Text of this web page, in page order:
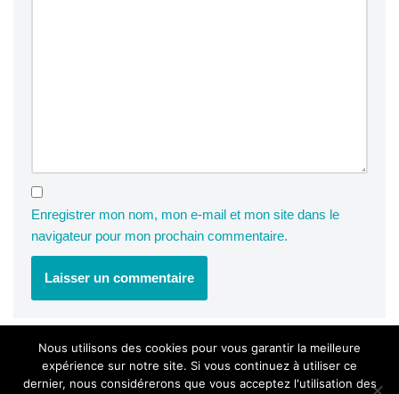
Enregistrer mon nom, mon e-mail et mon site dans le
navigateur pour mon prochain commentaire.
Nous utilisons des cookies pour vous garantir la meilleure
expérience sur notre site. Si vous continuez à utiliser ce
dernier, nous considérerons que vous acceptez l'utilisation des